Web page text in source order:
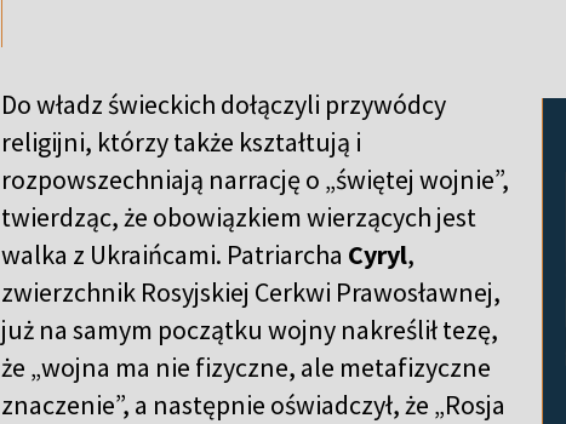
Do władz świeckich dołączyli przywódcy
religijni, którzy także kształtują i
rozpowszechniają narrację o „świętej wojnie”,
twierdząc, że obowiązkiem wierzących jest
walka z Ukraińcami. Patriarcha Cyryl,
zwierzchnik Rosyjskiej Cerkwi Prawosławnej,
już na samym początku wojny nakreślił tezę,
że „wojna ma nie fizyczne, ale metafizyczne
znaczenie”, a następnie oświadczył, że „Rosja